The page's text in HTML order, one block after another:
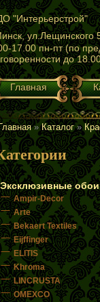
"Интерьерстрой"
ул.Лещинского
17.00 пн-пт (по
до
МЕНЮ
Главная
ВЫ ЗДЕСЬ
» Каталог »
Эксклюзивные обои
Ampir-Decor
Arte
Bekaert Textiles
Eijffinger
ELITIS
Khroma
LINCRUSTA
OMEXCO